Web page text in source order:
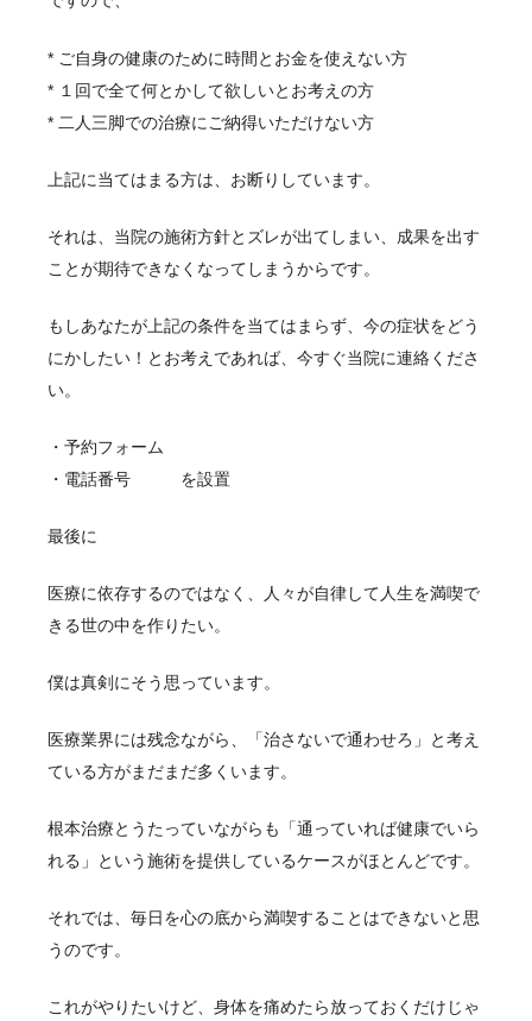
* ご自身の健康のために時間とお金を使えない方
* １回で全て何とかして欲しいとお考えの方
* 二人三脚での治療にご納得いただけない方
上記に当てはまる方は、お断りしています。
それは、当院の施術方針とズレが出てしまい、成果を出す
ことが期待できなくなってしまうからです。
もしあなたが上記の条件を当てはまらず、今の症状をどう
にかしたい！とお考えであれば、今すぐ当院に連絡くださ
い。
・予約フォーム
・電話番号 を設置
最後に
医療に依存するのではなく、人々が自律して人生を満喫で
きる世の中を作りたい。
僕は真剣にそう思っています。
医療業界には残念ながら、「治さないで通わせろ」と考え
ている方がまだまだ多くいます。
根本治療とうたっていながらも「通っていれば健康でいら
れる」という施術を提供しているケースがほとんどです。
それでは、毎日を心の底から満喫することはできないと思
うのです。
これがやりたいけど、身体を痛めたら放っておくだけじゃ